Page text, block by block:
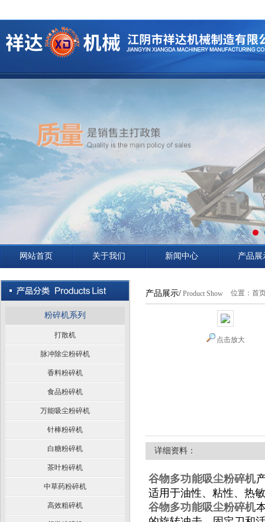
网站首页 关于我们 新闻中心 产品展
粉碎机系列
打散机
脉冲除尘粉碎机
香料粉碎机
食品粉碎机
万能吸尘粉碎机
针棒粉碎机
白糖粉碎机
茶叶粉碎机
中草药粉碎机
高效粗碎机
产品展示/ Product Show 位置： 首
点击放大
详细资料：
谷物多功能吸尘粉碎机
适用于油性、粘性、热
谷物多功能吸尘粉碎机